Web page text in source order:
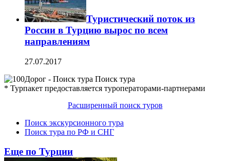
Туристический поток из
России в Турцию вырос по всем
направлениям
27.07.2017
Поиск тура
* Турпакет предоставляется туроператорами-партнерами
Расширенный поиск туров
Поиск экскурсионного тура
Поиск тура по РФ и СНГ
Еще по Турции